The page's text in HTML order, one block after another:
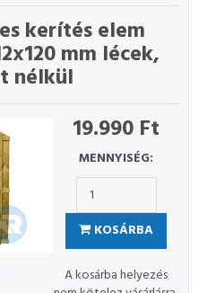
kerítés elem
mm lécek,
nélkül
19.990 Ft
MENNYISÉG:
KOSÁRBA
A kosárba helyezés